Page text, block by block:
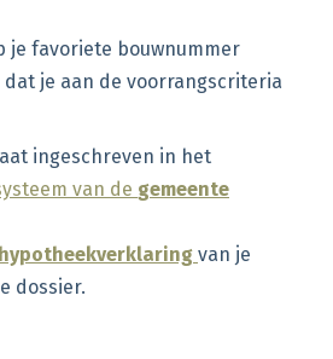
je favoriete bouwnummer
je aan de voorrangscriteria
ingeschreven in het
van de gemeente
hypotheekverklaring van je
dossier.